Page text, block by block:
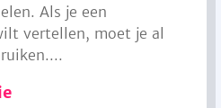
Als je een
vertellen, moet je al